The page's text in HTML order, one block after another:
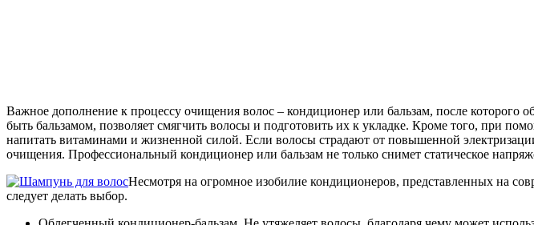
Важное дополнение к процессу очищения волос – кондиционер или бальзам, после которого
быть бальзамом, позволяет смягчить волосы и подготовить их к укладке. Кроме того, при
напитать витаминами и жизненной силой. Если волосы страдают от повышенной
очищения. Профессиональный кондиционер или бальзам не только снимет статическое
Несмотря на огромное изобилие кондиционеров, представленных на
следует делать выбор.